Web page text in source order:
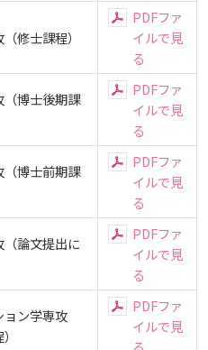
シー（2027年度以降入学
シー（2024～2026年度入学
ー（2024年度以降入学生）
組織について
て
ス
内規
・第2
定
設 名称・愛称
返る
て
学部
究者インタビュー）
修士課程）
PDFファ
イルで見
る
博士後期課
PDFファ
イルで見
る
博士前期課
PDFファ
イルで見
る
論文提出に
PDFファ
イルで見
る
ョン学専攻
PDFファ
イルで見
ついて
ーニング）
文について
請
ロジェクト
援プロジェクト